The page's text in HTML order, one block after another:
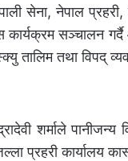
सेना, नेपाल
कार्यक्रम सञ्चालन
तालिम तथा
शर्माले पानीजन्य
प्रहरी कार्यालय